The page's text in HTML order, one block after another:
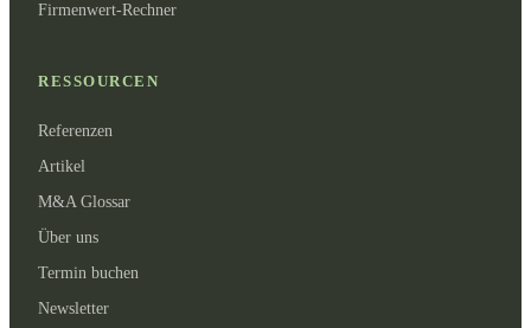
Firmenwert-Rechner
RESSOURCEN
Referenzen
Artikel
M&A Glossar
Über uns
Termin buchen
Newsletter